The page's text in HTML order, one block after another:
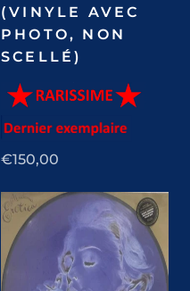
(VINYLE AVEC
PHOTO, NON
SCELLÉ)
€150,00